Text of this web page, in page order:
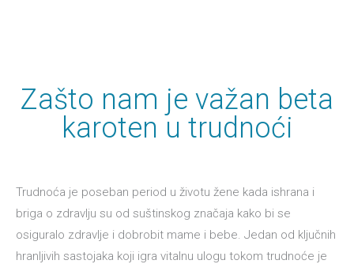
Zašto nam je važan beta
karoten u trudnoći
Trudnoća je poseban period u životu žene kada ishrana i
briga o zdravlju su od suštinskog značaja kako bi se
osiguralo zdravlje i dobrobit mame i bebe. Jedan od ključnih
hranljivih sastojaka koji igra vitalnu ulogu tokom trudnoće je